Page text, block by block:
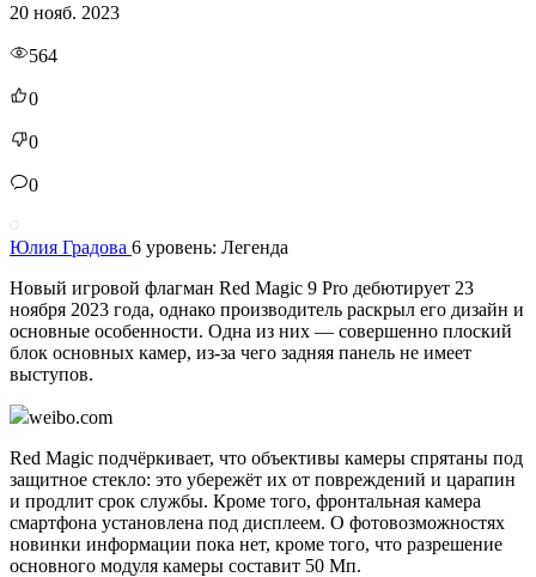
20 нояб. 2023
564
0
0
0
Юлия Градова 6 уровень: Легенда
Новый игровой флагман Red Magic 9 Pro дебютирует 23
ноября 2023 года, однако производитель раскрыл его дизайн и
основные особенности. Одна из них — совершенно плоский
блок основных камер, из-за чего задняя панель не имеет
выступов.
weibo.com
Red Magic подчёркивает, что объективы камеры спрятаны под
защитное стекло: это убережёт их от повреждений и царапин
и продлит срок службы. Кроме того, фронтальная камера
смартфона установлена под дисплеем. О фотовозможностях
новинки информации пока нет, кроме того, что разрешение
основного модуля камеры составит 50 Мп.